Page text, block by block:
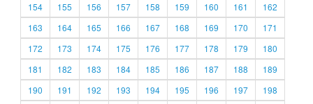
154
155 156 157 158 159 160 161
162
163
164 165 166 167 168 169 170
171
172
173 174 175 176 177 178 179
180
181
182 183 184 185 186 187 188
189
190
191 192 193 194 195 196 197
198